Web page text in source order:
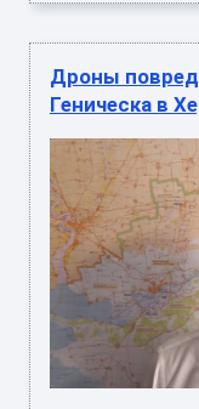
Дроны
Геническа в